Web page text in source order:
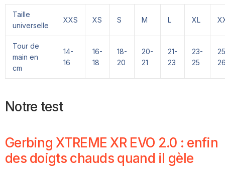
Taille
universelle
XXS XS S M L XL
Tour de
main en
cm
14-
16
16-
18
18-
20
20-
21
21-
23
23-
25
Notre test
Gerbing XTREME XR EVO 2.0 : enfin
des doigts chauds quand il gèle